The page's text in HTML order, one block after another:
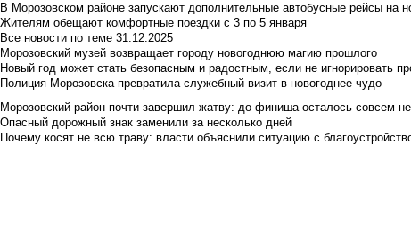
В Морозовском районе запускают дополнительные автобусные рейсы на
Жителям обещают комфортные поездки с 3 по 5 января
Все новости по теме 31.12.2025
Морозовский музей возвращает городу новогоднюю магию прошлого
Новый год может стать безопасным и радостным, если не игнорировать
Полиция Морозовска превратила служебный визит в новогоднее чудо
Морозовский район почти завершил жатву: до финиша осталось совсем
Опасный дорожный знак заменили за несколько дней
Почему косят не всю траву: власти объяснили ситуацию с